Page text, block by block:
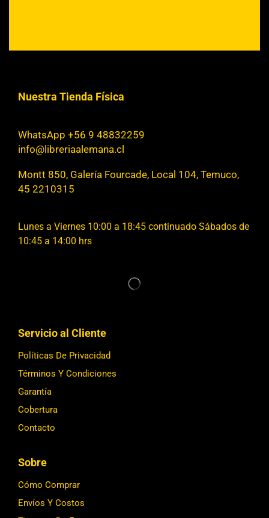
Nuestra Tienda Física
WhatsApp +56 9 48832259
info@libreriaalemana.cl
Montt 850, Galería Fourcade, Local 104, Temuco,
45 2210315
Lunes a Viernes 10:00 a 18:45 continuado Sábados de
10:45 a 14:00 hrs
Servicio al Cliente
Políticas De Privacidad
Términos Y Condiciones
Garantía
Cobertura
Contacto
Sobre
Cómo Comprar
Envíos Y Costos